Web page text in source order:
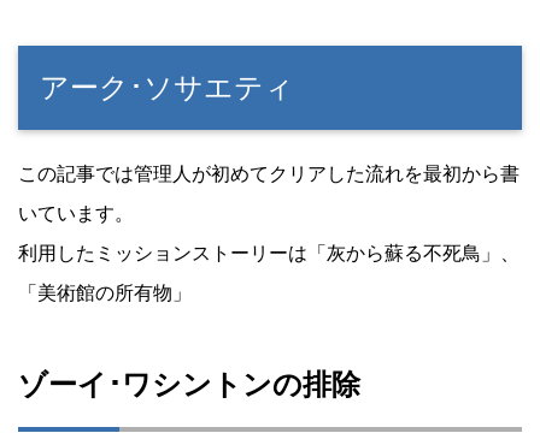
アーク･ソサエティ
この記事では管理人が初めてクリアした流れを最初から書
いています。
利用したミッションストーリーは「灰から蘇る不死鳥」、
「美術館の所有物」
ゾーイ･ワシントンの排除